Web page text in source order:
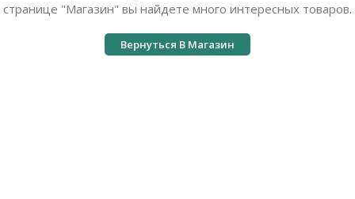
странице "Магазин" вы найдете много интересных товаров.
Вернуться В Магазин